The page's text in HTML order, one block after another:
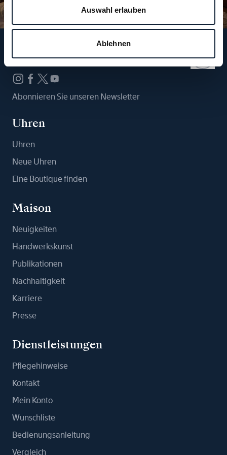
Auswahl erlauben
Ablehnen
Folgen Sie uns
Abonnieren Sie unseren Newsletter
Uhren
Uhren
Neue Uhren
Eine Boutique finden
Maison
Neuigkeiten
Handwerkskunst
Publikationen
Nachhaltigkeit
Karriere
Presse
Dienstleistungen
Pflegehinweise
Kontakt
Mein Konto
Wunschliste
Bedienungsanleitung
Vergleich